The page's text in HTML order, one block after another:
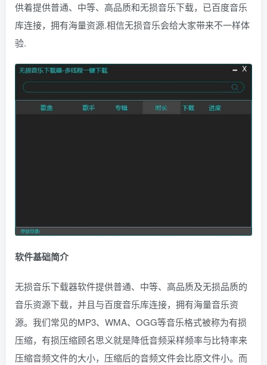
供着提供普通、中等、高品质和无损音乐下载，已百度音乐
库连接，拥有海量资源.相信无损音乐会给大家带来不一样体
验.
软件基础简介
无损音乐下载器软件提供普通、中等、高品质及无损品质的
音乐资源下载，并且与百度音乐库连接，拥有海量音乐资
源。我们常见的MP3、WMA、OGG等音乐格式被称为有损
压缩，有损压缩顾名思义就是降低音频采样频率与比特率来
压缩音频文件的大小，压缩后的音频文件会比原文件小。而